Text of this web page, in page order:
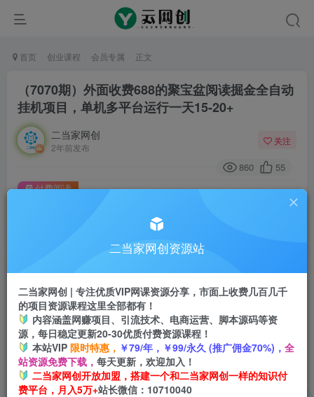
首页 创业课程 会员专属 正文
（7070期）外面收费688的聚宝盆阅读掘金全自动
挂机项目，单机多平台运行一天15-20+
二当家网创
2年前发布
关注
860 55
此内容为付费阅读，请付费后查看
会员专属资源
会员免费
开通会员
付费阅读
二当家网创资源站
二当家网创 | 专注优质VIP网课资源分享，市面上收费几百几千
的项目资源课程这里全部都有！
内容涵盖网赚项目、引流技术、电商运营、脚本源码等资
源，每日稳定更新20-30优质付费资源课程！
本站VIP 限时特惠， ￥79/年，￥99/永久 (推广佣金70%)， 全
站资源免费下载， 每天更新，欢迎加入！
二当家网创开放加盟，搭建一个和二当家网创一样的知识付
费平台，月入5万+站长微信：10710040